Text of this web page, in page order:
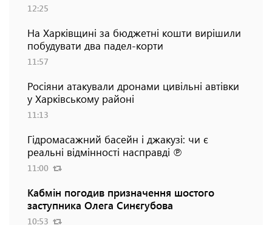
12:25
На Харківщині за бюджетні кошти вирішили
побудувати два падел-корти
11:57
Росіяни атакували дронами цивільні автівки
у Харківському районі
11:13
Гідромасажний басейн і джакузі: чи є
реальні відмінності насправді ℗
11:00
Кабмін погодив призначення шостого
заступника Олега Синєгубова
10:53